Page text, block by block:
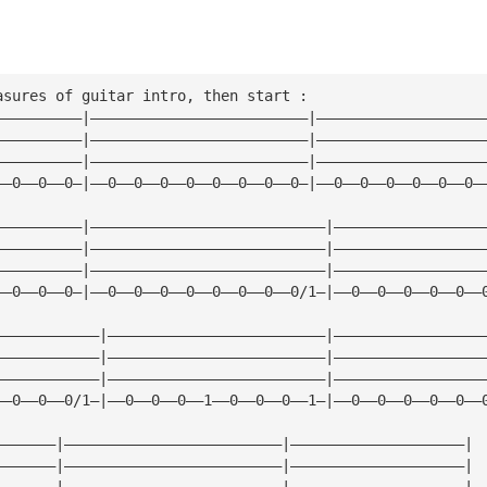
of guitar intro, then start :